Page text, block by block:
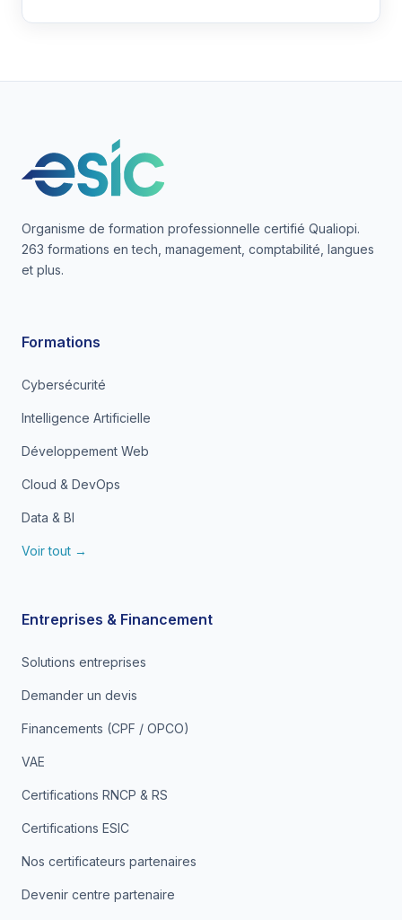
Organisme de formation professionnelle certifié Qualiopi.
263 formations en tech, management, comptabilité, langues
et plus.
Formations
Cybersécurité
Intelligence Artificielle
Développement Web
Cloud & DevOps
Data & BI
Voir tout →
Entreprises & Financement
Solutions entreprises
Demander un devis
Financements (CPF / OPCO)
VAE
Certifications RNCP & RS
Certifications ESIC
Nos certificateurs partenaires
Devenir centre partenaire